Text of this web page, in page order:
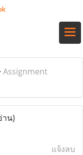
Assignment
าน)
แจ้งลบ